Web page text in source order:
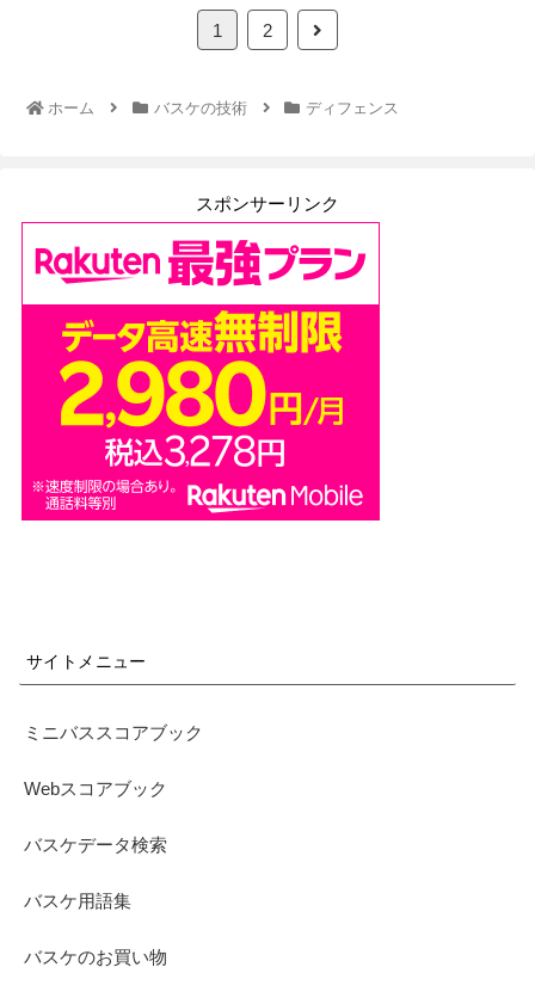
1 2
次
ホーム バスケの技術 ディフェンス
スポンサーリンク
サイトメニュー
ミニバススコアブック
Webスコアブック
バスケデータ検索
バスケ用語集
バスケのお買い物